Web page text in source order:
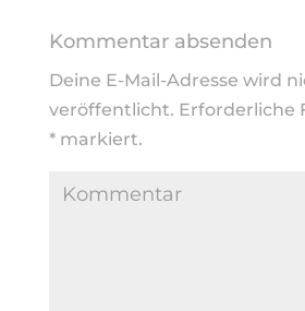
Kommentar absenden
Deine E-Mail-Adresse wird
veröffentlicht. Erforderliche
*markiert.